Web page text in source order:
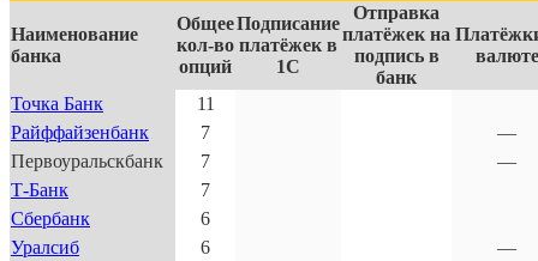
Наименование
банка
Общее
кол-во
опций
Подписание
платёжек в
1С
Отправка
платёжек на
подпись в
банк
валюте
Точка Банк
11
Райффайзенбанк
7
—
Первоуральскбанк
7
—
Т-Банк
7
Сбербанк
6
Уралсиб
6
—